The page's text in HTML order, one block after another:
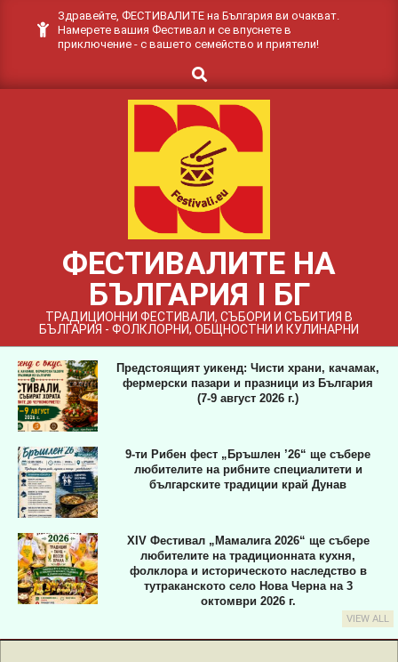
Здравейте, ФЕСТИВАЛИТЕ на България ви очакват.
Намерете вашия Фестивал и се впуснете в
приключение - с вашето семейство и приятели!
Search
ФЕСТИВАЛИТЕ НА
БЪЛГАРИЯ I БГ
ТРАДИЦИОННИ ФЕСТИВАЛИ, СЪБОРИ И СЪБИТИЯ В
БЪЛГАРИЯ - ФОЛКЛОРНИ, ОБЩНОСТНИ И КУЛИНАРНИ
Предстоящият уикенд: Чисти храни, качамак,
фермерски пазари и празници из България
(7-9 август 2026 г.)
9-ти Рибен фест „Бръшлен ’26“ ще събере
любителите на рибните специалитети и
българските традиции край Дунав
XIV Фестивал „Мамалига 2026“ ще събере
любителите на традиционната кухня,
фолклора и историческото наследство в
тутраканското село Нова Черна на 3
октомври 2026 г.
VIEW ALL